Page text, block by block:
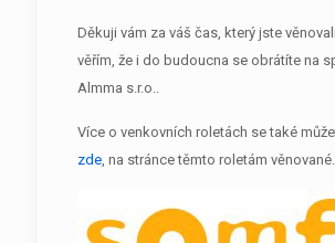
Děkuji vám za váš čas, který jste
věřím, že i do budoucna se obrátíte na
Almma s.r.o..
Více o venkovních roletách se také
zde, na stránce těmto roletám věnované.